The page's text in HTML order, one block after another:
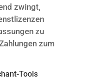
zwingt,
zu
zum
Tools